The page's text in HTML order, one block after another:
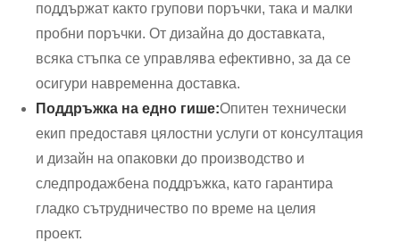
поддържат както групови поръчки, така и малки
пробни поръчки. От дизайна до доставката,
всяка стъпка се управлява ефективно, за да се
осигури навременна доставка.
Поддръжка на едно гише:Опитен технически
екип предоставя цялостни услуги от консултация
и дизайн на опаковки до производство и
следпродажбена поддръжка, като гарантира
гладко сътрудничество по време на целия
проект.